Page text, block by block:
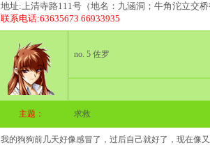
地址:上清寺路111号（地名：九涵洞；牛角沱立交
联系电话:63635673 66933935
no. 5 佐罗
主题： 求救
我的狗狗前几天好像感冒了，过后自己就好了，现在像